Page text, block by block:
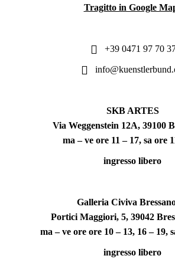
Tragitto in Google
+39 0471 97 70
SKB ARTES
Via Weggenstein 12A, 39100
ma – ve ore 11 – 17, sa ore
ingresso libero
Galleria Civiva
Portici Maggiori, 5, 39042
ma – ve ore ore 10 – 13, 16 – 19,
ingresso libero